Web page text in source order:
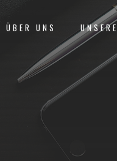
ÜBER UNS